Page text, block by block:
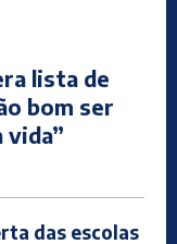
lista de
bom ser
vida”
das escolas